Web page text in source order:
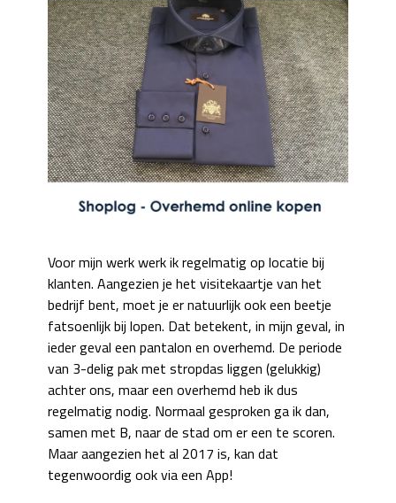
Voor mijn werk werk ik regelmatig op locatie bij
klanten. Aangezien je het visitekaartje van het
bedrijf bent, moet je er natuurlijk ook een beetje
fatsoenlijk bij lopen. Dat betekent, in mijn geval, in
ieder geval een pantalon en overhemd. De periode
van 3-delig pak met stropdas liggen (gelukkig)
achter ons, maar een overhemd heb ik dus
regelmatig nodig. Normaal gesproken ga ik dan,
samen met B, naar de stad om er een te scoren.
Maar aangezien het al 2017 is, kan dat
tegenwoordig ook via een App!